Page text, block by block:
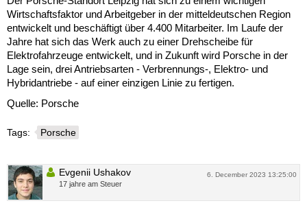
Wirtschaftsfaktor und Arbeitgeber in der mitteldeutschen Region
entwickelt und beschäftigt über 4.400 Mitarbeiter. Im Laufe der
Jahre hat sich das Werk auch zu einer Drehscheibe für
Elektrofahrzeuge entwickelt, und in Zukunft wird Porsche in der
Lage sein, drei Antriebsarten - Verbrennungs-, Elektro- und
Hybridantriebe - auf einer einzigen Linie zu fertigen.
Quelle: Porsche
Tags: Porsche
6. December 2023 13:25:00
Evgenii Ushakov
17 jahre am Steuer